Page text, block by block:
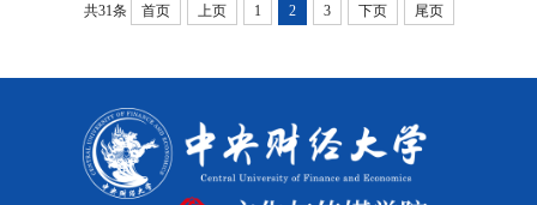
共31条 首页 上页 1 2 3 下页 尾页